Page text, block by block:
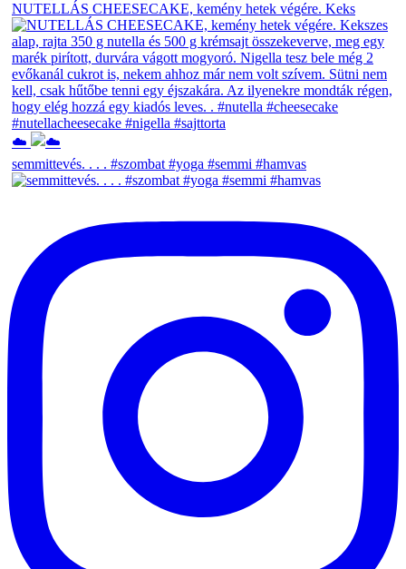
NUTELLÁS CHEESECAKE, kemény hetek végére. Keks
☁️
semmittevés. . . . #szombat #yoga #semmi #hamvas